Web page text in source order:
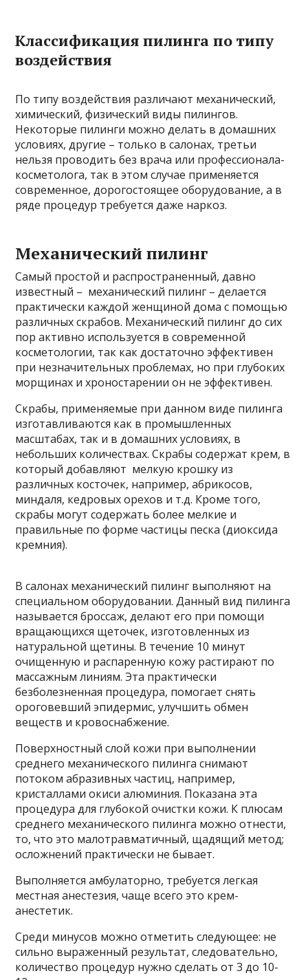
Классификация пилинга по типу
воздействия
По типу воздействия различают механический,
химический, физический виды пилингов.
Некоторые пилинги можно делать в домашних
условиях, другие – только в салонах, третьи
нельзя проводить без врача или профессионала-
косметолога, так в этом случае применяется
современное, дорогостоящее оборудование, а в
ряде процедур требуется даже наркоз.
Механический пилинг
Самый простой и распространенный, давно
известный – механический пилинг – делается
практически каждой женщиной дома с помощью
различных скрабов. Механический пилинг до сих
пор активно используется в современной
косметологии, так как достаточно эффективен
при незначительных проблемах, но при глубоких
морщинах и хроностарении он не эффективен.
Скрабы, применяемые при данном виде пилинга
изготавливаются как в промышленных
масштабах, так и в домашних условиях, в
небольших количествах. Скрабы содержат крем, в
который добавляют мелкую крошку из
различных косточек, например, абрикосов,
миндаля, кедровых орехов и т.д. Кроме того,
скрабы могут содержать более мелкие и
правильные по форме частицы песка (диоксида
кремния).
В салонах механический пилинг выполняют на
специальном оборудовании. Данный вид пилинга
называется броссаж, делают его при помощи
вращающихся щеточек, изготовленных из
натуральной щетины. В течение 10 минут
очищенную и распаренную кожу растирают по
массажным линиям. Эта практически
безболезненная процедура, помогает снять
ороговевший эпидермис, улучшить обмен
веществ и кровоснабжение.
Поверхностный слой кожи при выполнении
среднего механического пилинга снимают
потоком абразивных частиц, например,
кристаллами окиси алюминия. Показана эта
процедура для глубокой очистки кожи. К плюсам
среднего механического пилинга можно отнести,
то, что это малотравматичный, щадящий метод;
осложнений практически не бывает.
Выполняется амбулаторно, требуется легкая
местная анестезия, чаще всего это крем-
анестетик.
Среди минусов можно отметить следующее: не
сильно выраженный результат, следовательно,
количество процедур нужно сделать от 3 до 10-